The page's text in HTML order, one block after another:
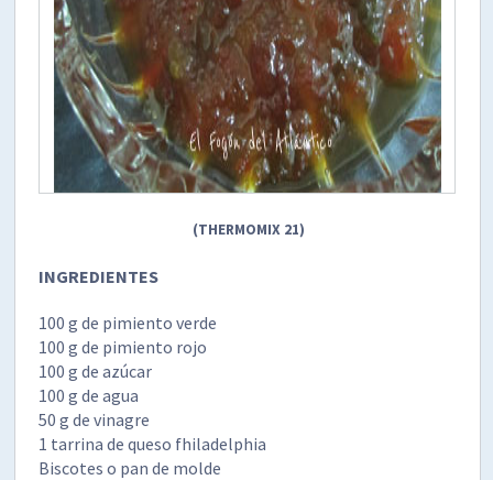
(THERMOMIX 21)
INGREDIENTES
100 g de pimiento verde
100 g de pimiento rojo
100 g de azúcar
100 g de agua
50 g de vinagre
1 tarrina de queso fhiladelphia
Biscotes o pan de molde